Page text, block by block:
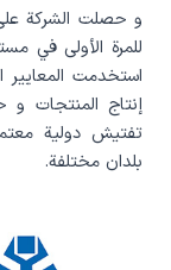
استخدمت المعايير
إنتاج المنتجات
تفتيش دولية
بلدان مختلفة.